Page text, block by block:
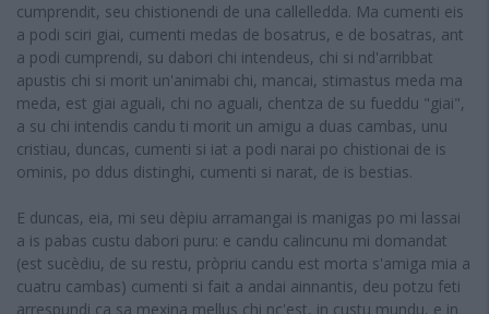
cumprendit, seu chistionendi de una callelledda. Ma cumenti eis
a podi sciri giai, cumenti medas de bosatrus, e de bosatras, ant
a podi cumprendi, su dabori chi intendeus, chi si nd'arribbat
apustis chi si morit un'animabi chi, mancai, stimastus meda ma
meda, est giai aguali, chi no aguali, chentza de su fueddu "giai",
a su chi intendis candu ti morit un amigu a duas cambas, unu
cristiau, duncas, cumenti si iat a podi narai po chistionai de is
ominis, po ddus distinghi, cumenti si narat, de is bestias.
E duncas, eia, mi seu dèpiu arramangai is manigas po mi lassai
a is pabas custu dabori puru: e candu calincunu mi domandat
(est sucèdiu, de su restu, pròpriu candu est morta s'amiga mia a
cuatru cambas) cumenti si fait a andai ainnantis, deu potzu feti
arrespundi ca sa mexina mellus chi nc'est, in custu mundu, e in